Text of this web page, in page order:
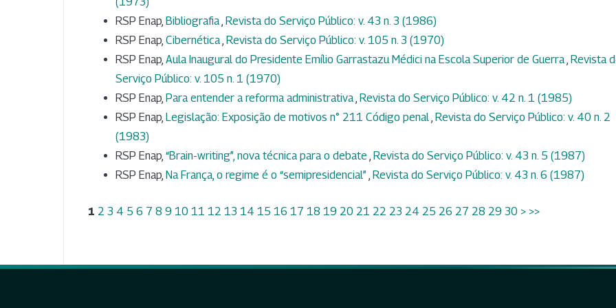
RSP Enap, Bibliografia Revista do Serviço Público: v. 43 n. 3 (1986)
RSP Enap, Cibernética Revista do Serviço Público: v. 105 n. 3 (1970)
RSP Enap, Aula Inaugural do Presidente Emílio Garrastazu Médici na Escola Superior de Guerra Revista
Serviço Público: v. 105 n. 1 (1970)
RSP Enap, Para entender a reforma administrativa Revista do Serviço Público: v. 42 n. 1 (1985)
RSP Enap, Legislação: Exposição de motivos n° 211 Código penal Revista do Serviço Público: v. 40 n. 2
(1983)
RSP Enap, “Brain-writing”, nova técnica para o debate Revista do Serviço Público: v. 43 n. 5 (1987)
RSP Enap, Na França, o regime é o “semipresidencial” Revista do Serviço Público: v. 43 n. 6 (1987)
1 2 3 4 5 6 7 8 9 10 11 12 13 14 15 16 17 18 19 20 21 22 23 24 25 26 27 28 29 30 > >>